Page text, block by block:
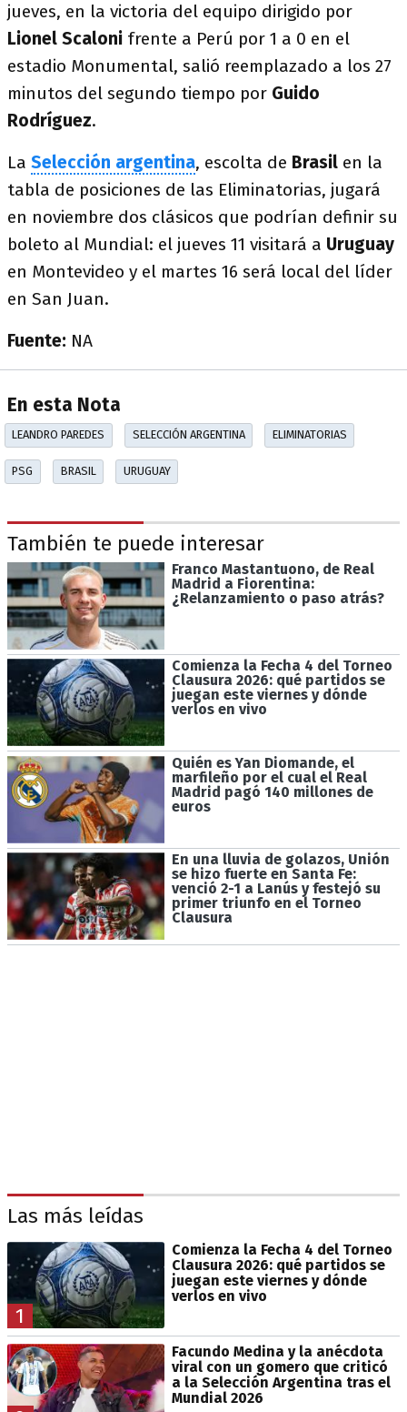
jueves, en la victoria del equipo dirigido por
Lionel Scaloni frente a Perú por 1 a 0 en el
estadio Monumental, salió reemplazado a los 27
minutos del segundo tiempo por Guido
Rodríguez.
La Selección argentina, escolta de Brasil en la
tabla de posiciones de las Eliminatorias, jugará
en noviembre dos clásicos que podrían definir su
boleto al Mundial: el jueves 11 visitará a Uruguay
en Montevideo y el martes 16 será local del líder
en San Juan.
Fuente: NA
En esta Nota
LEANDRO PAREDES SELECCIÓN ARGENTINA ELIMINATORIAS
PSG BRASIL URUGUAY
También te puede interesar
Franco Mastantuono, de Real
Madrid a Fiorentina:
¿Relanzamiento o paso atrás?
Comienza la Fecha 4 del Torneo
Clausura 2026: qué partidos se
juegan este viernes y dónde
verlos en vivo
Quién es Yan Diomande, el
marfileño por el cual el Real
Madrid pagó 140 millones de
euros
En una lluvia de golazos, Unión
se hizo fuerte en Santa Fe:
venció 2-1 a Lanús y festejó su
primer triunfo en el Torneo
Clausura
Las más leídas
1
Comienza la Fecha 4 del Torneo
Clausura 2026: qué partidos se
juegan este viernes y dónde
verlos en vivo
Facundo Medina y la anécdota
viral con un gomero que criticó
a la Selección Argentina tras el
Mundial 2026